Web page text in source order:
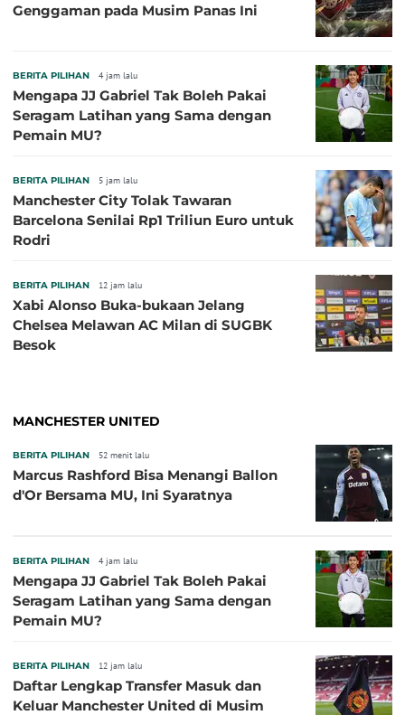
Genggaman pada Musim Panas Ini
BERITA PILIHAN 4 jam lalu
Mengapa JJ Gabriel Tak Boleh Pakai
Seragam Latihan yang Sama dengan
Pemain MU?
BERITA PILIHAN 5 jam lalu
Manchester City Tolak Tawaran
Barcelona Senilai Rp1 Triliun Euro untuk
Rodri
BERITA PILIHAN 12 jam lalu
Xabi Alonso Buka-bukaan Jelang
Chelsea Melawan AC Milan di SUGBK
Besok
MANCHESTER UNITED
BERITA PILIHAN 52 menit lalu
Marcus Rashford Bisa Menangi Ballon
d'Or Bersama MU, Ini Syaratnya
BERITA PILIHAN 4 jam lalu
Mengapa JJ Gabriel Tak Boleh Pakai
Seragam Latihan yang Sama dengan
Pemain MU?
BERITA PILIHAN 12 jam lalu
Daftar Lengkap Transfer Masuk dan
Keluar Manchester United di Musim